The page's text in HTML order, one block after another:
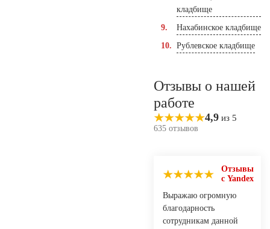
кладбище
Нахабинское кладбище
Рублевское кладбище
Отзывы о нашей
работе
4,9 из 5
635 отзывов
Отзывы
с Yandex
Выражаю огромную
благодарность
сотрудникам данной